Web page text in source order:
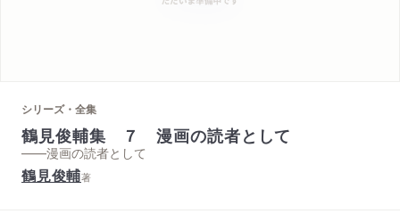
シリーズ・全集
鶴見俊輔集 ７ 漫画の読者として
——漫画の読者として
鶴見俊輔著